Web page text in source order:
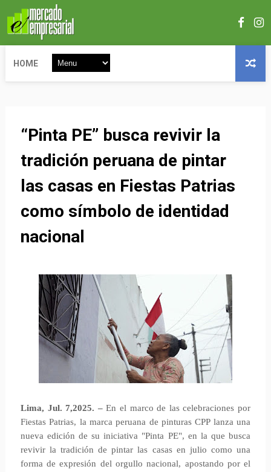
HOME
“Pinta PE” busca revivir la
tradición peruana de pintar
las casas en Fiestas Patrias
como símbolo de identidad
nacional
Lima, Jul. 7,2025. –En el marco de las celebraciones por
Fiestas Patrias, la marca peruana de pinturas CPP lanza una
nueva edición de su iniciativa "Pinta PE", en la que busca
revivir la tradición de pintar las casas en julio como una
forma de expresión del orgullo nacional, apostando por el